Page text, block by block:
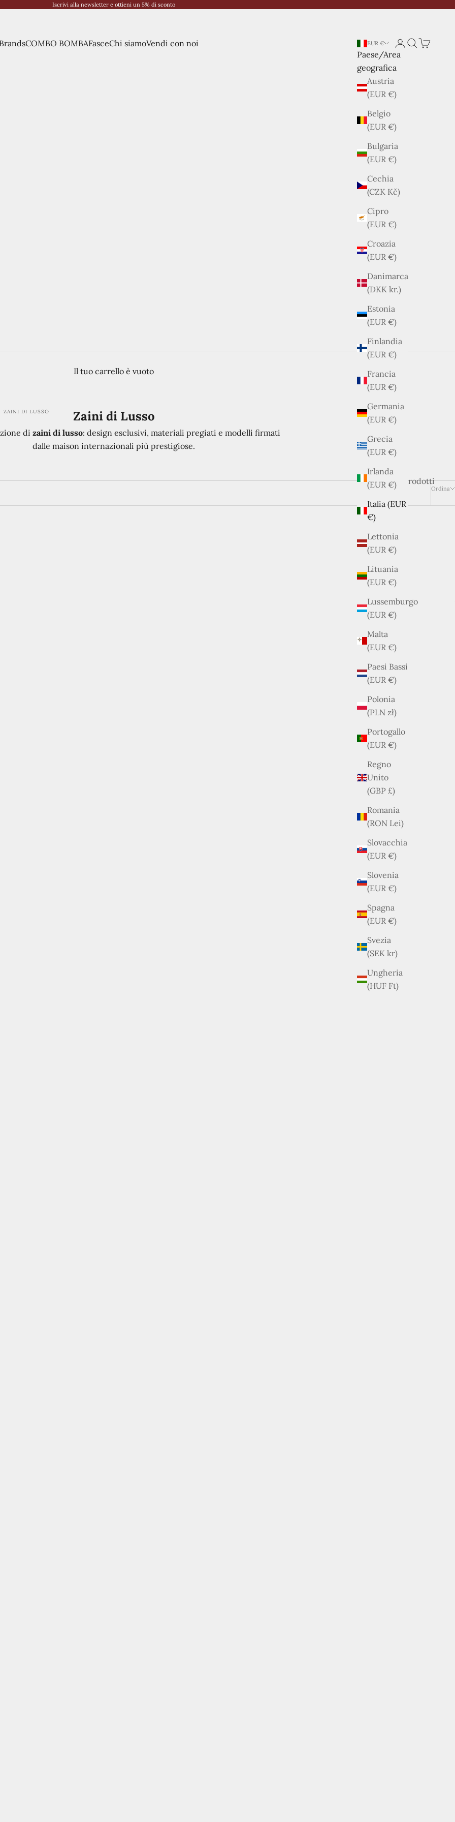
Iscrivi alla newsletter e ottieni un 5% di sconto
BrandsCOMBO BOMBAFasceChi siamoVendi con noi EUR €
Paese/Area
geografica
Austria
(EUR €)
Belgio
(EUR €)
Bulgaria
(EUR €)
Cechia
(CZK Kč)
Cipro
(EUR €)
Croazia
(EUR €)
Danimarca
(DKK kr.)
Estonia
(EUR €)
Finlandia
(EUR €)
Francia
(EUR €)
Germania
(EUR €)
Grecia
(EUR €)
Irlanda
(EUR €)
Italia (EUR
€)
Lettonia
(EUR €)
Lituania
(EUR €)
Lussemburgo
(EUR €)
Malta
(EUR €)
Paesi Bassi
(EUR €)
Polonia
(PLN zł)
Portogallo
(EUR €)
Regno
Unito
(GBP £)
Romania
(RON Lei)
Slovacchia
(EUR €)
Slovenia
(EUR €)
Spagna
(EUR €)
Svezia
(SEK kr)
Ungheria
(HUF Ft)
LoginCercaCarrello
Il tuo carrello è vuoto
ZAINI DI LUSSO Zaini di Lusso
di zaini di lusso: design esclusivi, materiali pregiati e modelli firmati
dalle maison internazionali più prestigiose.
Ordina
13 prodotti
ESAURITO
Prada – Zaino Re-Nylon Nero
Prezzo scontato